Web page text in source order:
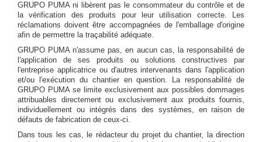
GRUPO PUMA ni libèrent pas le consommateur du contrôle et de
la vérification des produits pour leur utilisation correcte. Les
réclamations doivent être accompagnées de l'emballage d'origine
afin de permettre la traçabilité adéquate.
GRUPO PUMA n'assume pas, en aucun cas, la responsabilité de
l'application de ses produits ou solutions constructives par
l'entreprise applicatrice ou d'autres intervenants dans l'application
et/ou l'exécution du chantier en question. La responsabilité de
GRUPO PUMA se limite exclusivement aux possibles dommages
attribuables directement ou exclusivement aux produits fournis,
individuellement ou intégrés dans des systèmes, en raison de
défauts de fabrication de ceux-ci.
Dans tous les cas, le rédacteur du projet du chantier, la direction